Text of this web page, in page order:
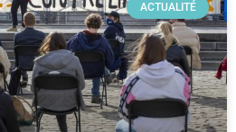
ACTUALITÉ